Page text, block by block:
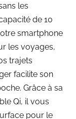
les
de 10
smartphone
les voyages,
trajets
facilite son
Grâce à sa
Qi, il vous
pour le